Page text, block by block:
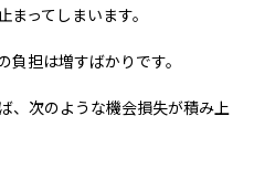
ってしまいます。
担は増すばかりです。
、次のような機会損失が積み上